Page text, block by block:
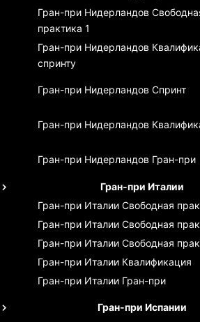
Гран-при Нидерландов
практика 1
Гран-при Нидерландов
спринту
Гран-при Нидерландов Спринт
Гран-при Нидерландов
Гран-при Нидерландов Гран-при
Гран-при Италии
Гран-при Италии Свободная
Гран-при Италии Свободная
Гран-при Италии Свободная
Гран-при Италии Квалификация
Гран-при Италии Гран-при
Гран-при Испании